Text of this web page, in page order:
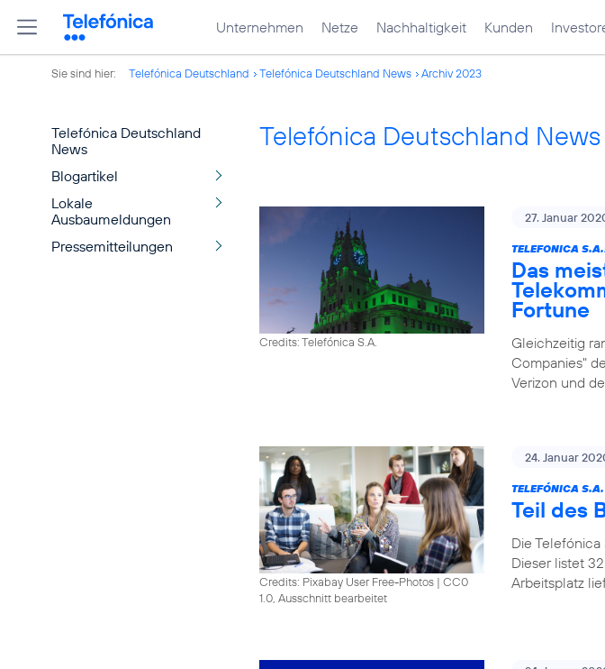
Unternehmen Netze Nachhaltigkeit Kunden
Sie sind hier: Telefónica Deutschland Telefónica Deutschland News Archiv 2023
Telefónica Deutschland
News
Blogartikel
Lokale
Ausbaumeldungen
Pressemitteilungen
Telefónica Deutschland
Credits: Telefónica S.A.
27. Januar
TELEFONICA
Das
Fortune
Gleichzeitig
Companies"
Verizon und
Credits: Pixabay User Free-Photos | CC0
1.0, Ausschnitt bearbeitet
24. Januar
TELEFÓNICA
Teil des
Die
Dieser listet
Arbeitsplatz